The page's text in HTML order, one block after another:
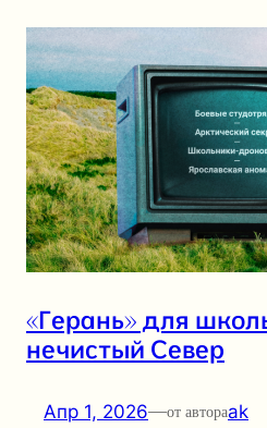
«Герань» для
нечистый Север
Апр 1, 2026—от автораak